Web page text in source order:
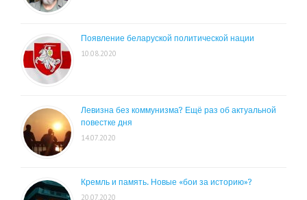
Появление беларуской политической нации
10.08.2020
Левизна без коммунизма? Ещё раз об актуальной
повестке дня
14.07.2020
Кремль и память. Новые «бои за историю»?
20.07.2020